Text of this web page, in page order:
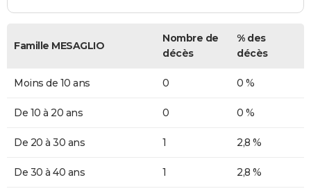
Famille MESAGLIO
Nombre de
décès
% des
décès
Moins de 10 ans 0 0 %
De 10 à 20 ans 0 0 %
De 20 à 30 ans 1 2,8 %
De 30 à 40 ans 1 2,8 %